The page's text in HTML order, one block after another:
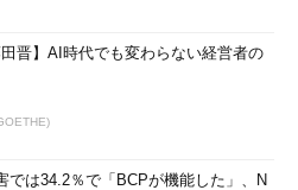
田晋】AI時代でも変わらない経営者の
では34.2％で「BCPが機能した」、N